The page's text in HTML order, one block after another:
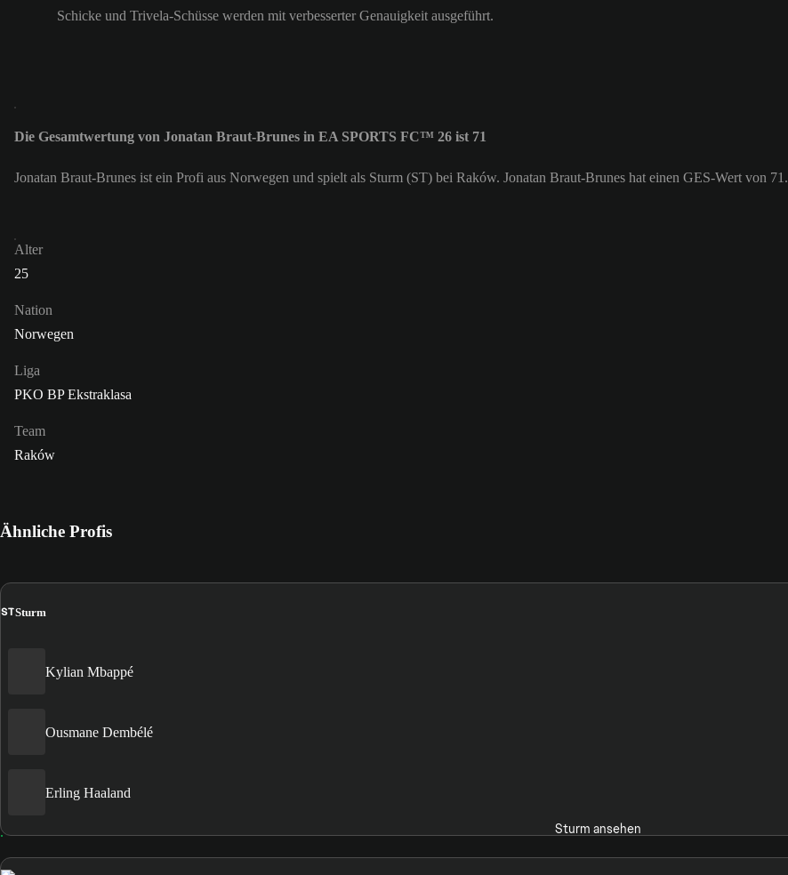
Schicke und Trivela-Schüsse werden mit verbesserter Genauigkeit ausgeführt.
Die Gesamtwertung von Jonatan Braut-Brunes in EA SPORTS FC™ 26 ist 71
Jonatan Braut-Brunes ist ein Profi aus Norwegen und spielt als Sturm (ST) bei Raków. Jonatan Braut-Brunes hat einen GES-Wert von 71.
Alter
25
Nation
Norwegen
Liga
PKO BP Ekstraklasa
Team
Raków
Ähnliche Profis
STSturm
Kylian Mbappé
Ousmane Dembélé
Erling Haaland
Sturm ansehen